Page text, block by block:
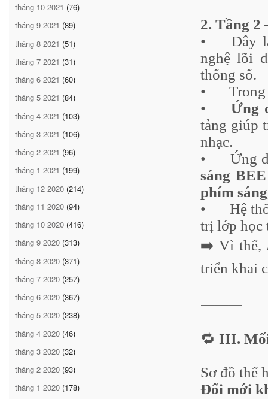
tháng 10 2021 (76)
tháng 9 2021 (89)
tháng 8 2021 (51)
tháng 7 2021 (31)
tháng 6 2021 (60)
tháng 5 2021 (84)
tháng 4 2021 (103)
tháng 3 2021 (106)
tháng 2 2021 (96)
tháng 1 2021 (199)
tháng 12 2020 (214)
tháng 11 2020 (94)
tháng 10 2020 (416)
tháng 9 2020 (313)
tháng 8 2020 (371)
tháng 7 2020 (257)
tháng 6 2020 (367)
tháng 5 2020 (238)
tháng 4 2020 (46)
tháng 3 2020 (32)
tháng 2 2020 (93)
tháng 1 2020 (178)
2. Tầng 2
•
Đây
nghệ lõi
thống số.
•
•
Ứng
tảng giúp
nhạc.
•
Ứng
sáng
phím
•
Hệ
trị lớp học
➡️ Vì thế,
triển khai
⸻
🔁 III.
Sơ đồ thể
Đổi mới